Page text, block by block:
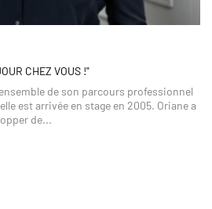
CHEZ VOUS !"
de son parcours professionnel
est arrivée en stage en 2005. Oriane a
de...